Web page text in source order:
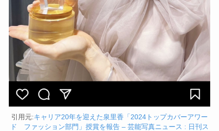
引用元:キャリア20年を迎えた泉里香「2024トップカバーアワー
ド ファッション部門」授賞を報告 – 芸能写真ニュース : 日刊ス